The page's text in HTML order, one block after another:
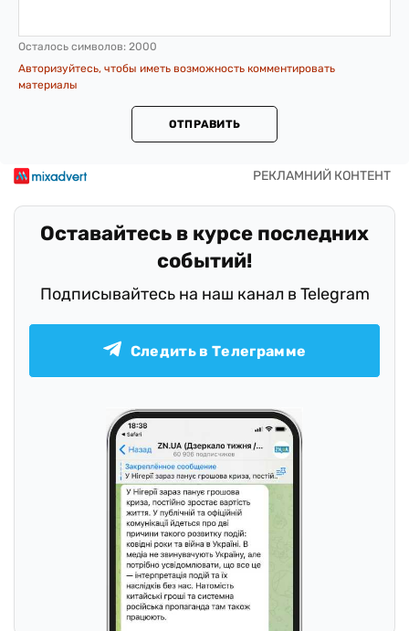
Осталось символов: 2000
Авторизуйтесь, чтобы иметь возможность комментировать
материалы
ОТПРАВИТЬ
Оставайтесь в курсе последних
событий!
Подписывайтесь на наш канал в Telegram
Следить в Телеграмме